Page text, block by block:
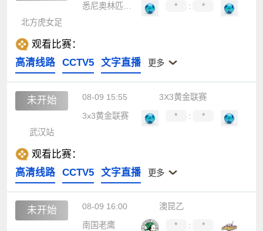
悉尼奥林匹克女足
* :
*
北方虎女足
观看比赛：
高清线路
CCTV5 文字直播 更多
未开始 08-09 15:55
3X3黄金联赛
3x3黄金联赛
* :
*
武汉站
观看比赛：
高清线路
CCTV5 文字直播 更多
未开始 08-09 16:00
澳昆乙
南国老鹰
* :
*